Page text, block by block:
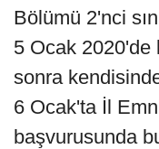
Bölümü 2'nci
5 Ocak 2020'de
sonra
6 Ocak'ta İl
başvurusunda